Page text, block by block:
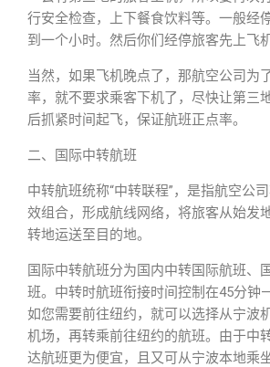
行安全检查，上下餐食饮料等。一般经
到一个小时。然后你们经停旅客先上飞机
当然，如果飞机晚点了，那航空公司为
率，就不要求乘客下机了，尽快让第三
后抓紧时间起飞，保证航班正点率。
二、国际中转航班
中转航班统称“中转联程”，是指航空公
效组合，形成航线网络，将旅客从始发
转地运送至目的地。
国际中转航班分为国内中转国际航班、
班。中转时航班衔接时间控制在45分钟
如您需要前往纽约，就可以选择从宁波
机场，再转乘前往纽约的航班。由于中
达航班更为便宜，且又可从宁波本地乘